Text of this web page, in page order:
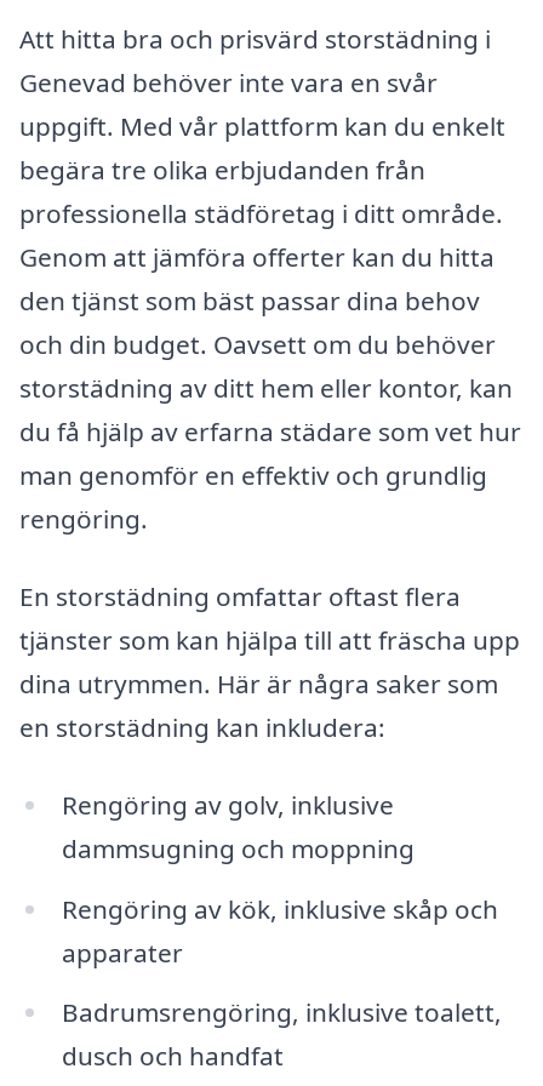
Att hitta bra och prisvärd storstädning i
Genevad behöver inte vara en svår
uppgift. Med vår plattform kan du enkelt
begära tre olika erbjudanden från
professionella städföretag i ditt område.
Genom att jämföra offerter kan du hitta
den tjänst som bäst passar dina behov
och din budget. Oavsett om du behöver
storstädning av ditt hem eller kontor, kan
du få hjälp av erfarna städare som vet hur
man genomför en effektiv och grundlig
rengöring.
En storstädning omfattar oftast flera
tjänster som kan hjälpa till att fräscha upp
dina utrymmen. Här är några saker som
en storstädning kan inkludera:
Rengöring av golv, inklusive
dammsugning och moppning
Rengöring av kök, inklusive skåp och
apparater
Badrumsrengöring, inklusive toalett,
dusch och handfat